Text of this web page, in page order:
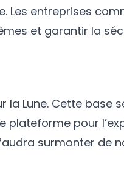
Les entreprises
et garantir la
la Lune. Cette base
plateforme pour
surmonter de